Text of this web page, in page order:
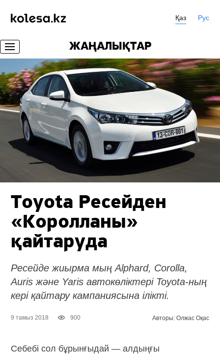
Қаз Рус
ЖАҢАЛЫҚТАР
Toyota Ресейден
«Королланы»
қайтаруда
Ресейде жиырма мың Alphard, Corolla,
Auris және Yaris автокөліктері Toyota-ның
кері қайтару кампаниясына ілікті.
9 тамыз 2018 900 Авторы: Олжас Оқас
Себебі сол бұрынғыдай — алдыңғы